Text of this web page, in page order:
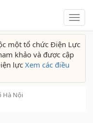
Lịch
cắt
một tổ chức Điện Lực
khảo và được cập
lực Xem các điều
Hà Nội